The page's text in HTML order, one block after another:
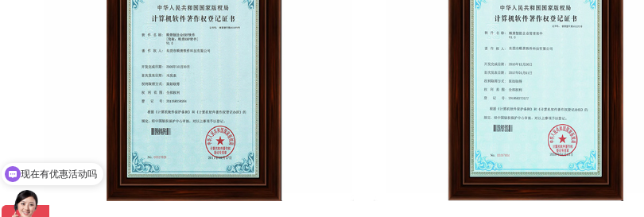
可以介绍下你们的产品么